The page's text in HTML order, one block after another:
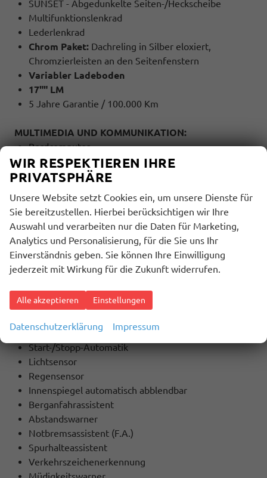
SUNSET - Abgedunkelte Seiten-/Heckscheibe
Multifunktionslenkrad
Lederlenkrad
Chrom Paket: Dachreling in Silber eloxiert,
Chromzierleisten an den Seitenfenstern
Variabler Ladeboden
17"" LM
5 Jahre Garantie / 100.000 Km
MULTIMEDIA UND KOMMUNIKATION:
Bordcomputer
Radio
Freisprecheinrichtung
USB Anschluss
Touchscreen
SICHERHEIT:
ABS
ESP
Stabilitätskontrolle
ASC (Traktionskontrolle)
Servolenkung
Start-/Stopp-Automatik
Lichtsensor
Regensensor
Innenspiegel automatisch abblendbar
Berganfahrassistent
Abstandswarner
Notbremsassistent (F.A.)
Spurhalteassistent
Verkehrszeichenerkennung
WIR RESPEKTIEREN IHRE
PRIVATSPHÄRE
Unsere Website setzt Cookies ein, um unsere Dienste für
Sie bereitzustellen. Hierbei berücksichtigen wir Ihre
Auswahl und verarbeiten nur die Daten für Marketing,
Analytics und Personalisierung, für die Sie uns Ihr
Einverständnis geben. Sie können Ihre Einwilligung
jederzeit mit Wirkung für die Zukunft widerrufen.
Alle akzeptieren Einstellungen
Datenschutzerklärung Impressum